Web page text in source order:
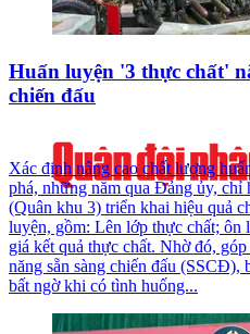
Huấn luyện '3 thực chất'
chiến đấu
Xác định nâng cao chất lượng
phá, những năm qua Đảng ủy,
(Quân khu 3) triển khai hiệu quả
luyện, gồm: Lên lớp thực chất; ôn
giá kết quả thực chất. Nhờ đó,
năng sẵn sàng chiến đấu (SSCĐ),
bất ngờ khi có tình huống...